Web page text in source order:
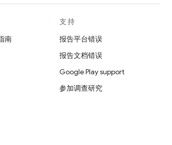
南
支持
报告平台错误
报告文档错误
Google Play support
参加调查研究